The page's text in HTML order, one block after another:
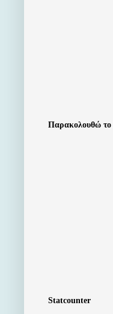
Παρακολουθώ το
Statcounter